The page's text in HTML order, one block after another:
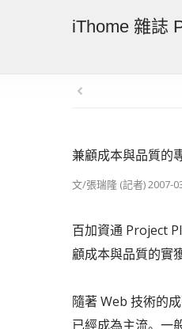
iThome 雜誌
兼顧成本與品質的
文/張瑞隆 (記者) 2007-
百加資通 Project
顧成本與品質的實
隨著 Web 技術的
已經成為主流。一